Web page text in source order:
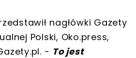
nagłówki Gazety
Polski, Oko.press,
- To jest